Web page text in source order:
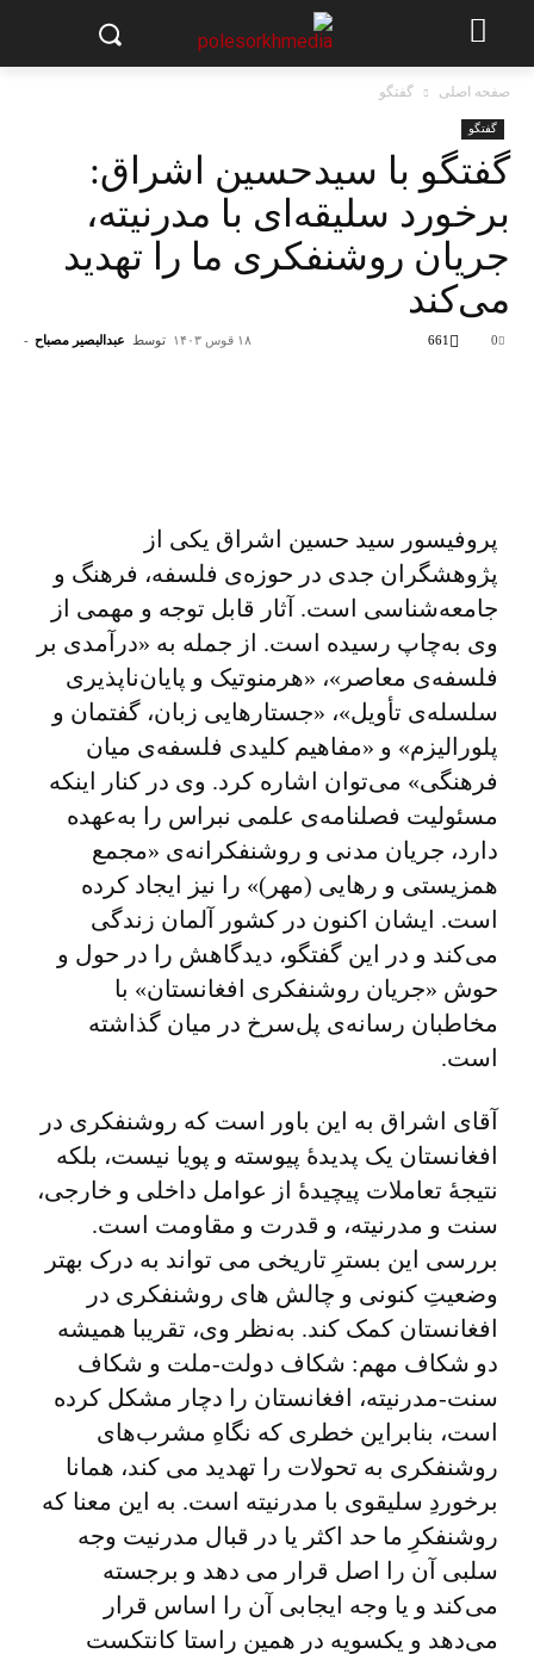
صفحه اصلی گفتگو
گفتگو
گفتگو با سیدحسین اشراق:
برخورد سلیقه‌ای با مدرنیته،
جریان روشنفکری ما را تهدید
می‌کند
توسط عبدالبصیر مصباح - ۱۸ قوس ۱۴۰۳ 0
661
پروفیسور سید حسین اشراق یکی از
پژوهشگران جدی در حوزه‌ی فلسفه، فرهنگ و
جامعه‌شناسی است. آثار قابل توجه و مهمی از
وی به‌چاپ رسیده است. از جمله به «درآمدی بر
فلسفه‌ی معاصر»، «هرمنوتیک و پایان‌ناپذیری
سلسله‌ی تأویل»، «جستارهایی زبان، گفتمان و
پلورالیزم» و «مفاهیم کلیدی فلسفه‌ی میان
فرهنگی» می‌توان اشاره کرد. وی در کنار اینکه
مسئولیت فصلنامه‌ی علمی نبراس را به‌عهده
دارد، جریان مدنی و روشنفکرانه‌ی «مجمع
همزیستی و رهایی (مهر)» را نیز ایجاد کرده
است. ایشان اکنون در کشور آلمان زندگی
می‌کند و در این گفتگو، دیدگاهش را در حول و
حوش «جریان روشنفکری افغانستان» با
مخاطبان رسانه‌ی پل‌سرخ در میان گذاشته
است.
آقای اشراق به این باور است که روشنفکری در
افغانستان یک پدیدۀ پیوسته و پویا نیست، بلکه
نتیجۀ تعاملات پیچیدۀ از عوامل داخلی و خارجی،
سنت و مدرنیته، و قدرت و مقاومت است.
بررسی این بسترِ تاریخی می ‌تواند به درک بهتر
وضعیتِ کنونی و چالش‌ های روشنفکری در
افغانستان کمک کند. به‌نظر وی، تقریبا همیشه
دو شکاف مهم: شکاف دولت-ملت و شکاف
سنت-مدرنیته، افغانستان را دچار مشکل کرده
است، بنابراین خطری که نگاهِ مشرب‌های
روشنفکری به تحولات را تهدید می کند، همانا
برخوردِ سلیقوی با مدرنیته است. به این معنا که
روشنفکرِ ما حد اکثر یا در قبال مدرنیت وجه
سلبی آن را اصل قرار می دهد و برجسته
می‌کند و یا وجه ایجابی آن را اساس قرار
می‌دهد و یکسویه در همین راستا کانتکست